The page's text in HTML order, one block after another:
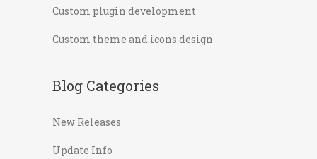
Custom plugin development
Custom theme and icons design
Blog Categories
New Releases
Update Info